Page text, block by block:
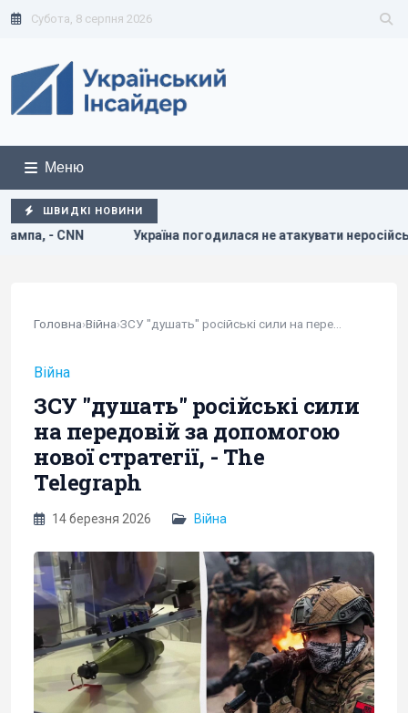
Субота, 8 серпня 2026
Меню
ШВИДКІ НОВИНИ
погодилася не атакувати неросійські танкери з нафтою в
Головна›Війна›
Війна
ЗСУ "душать" російські сили
на передовій за допомогою
нової стратегії, - The
Telegraph
14 березня 2026 Війна